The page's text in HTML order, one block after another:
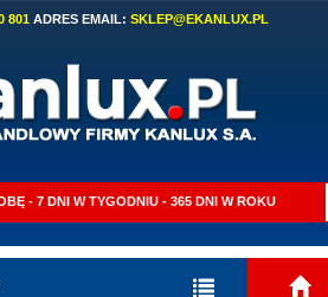
801 ADRES EMAIL: SKLEP@EKANLUX.PL
- 7 DNI W TYGODNIU - 365 DNI W ROKU